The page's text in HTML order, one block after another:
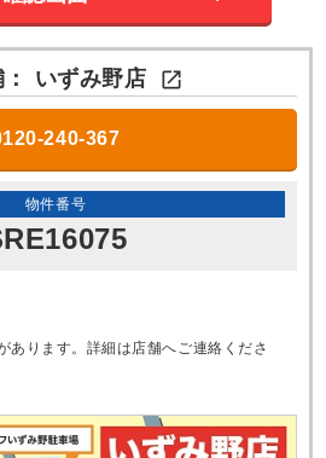
いずみ野店 
240-367
物件番号
ります。詳細は店舗へご連絡くださ